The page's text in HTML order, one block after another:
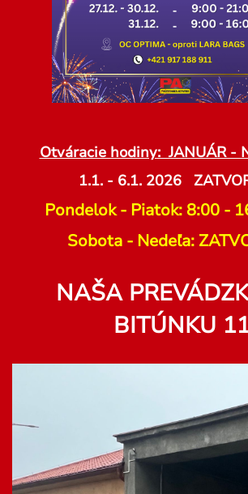
Otváracie hodiny: JANUÁR -
1.1. - 6.1. 2026
Pondelok - Piatok: 8:00 -
Sobota - Nedeľa:
NAŠA
BITÚNKU